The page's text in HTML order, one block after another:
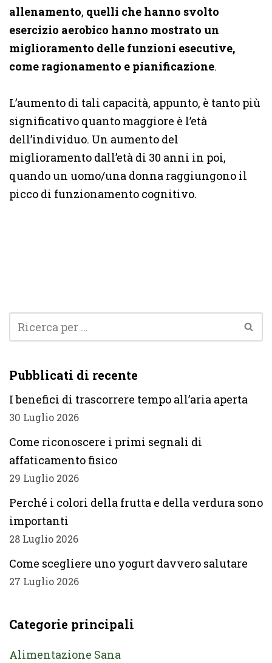
allenamento, quelli che hanno svolto
esercizio aerobico hanno mostrato un
miglioramento delle funzioni esecutive,
come ragionamento e pianificazione.
L’aumento di tali capacità, appunto, è tanto più
significativo quanto maggiore è l’età
dell’individuo. Un aumento del
miglioramento dall’età di 30 anni in poi,
quando un uomo/una donna raggiungono il
picco di funzionamento cognitivo.
Pubblicati di recente
I benefici di trascorrere tempo all’aria aperta
30 Luglio 2026
Come riconoscere i primi segnali di
affaticamento fisico
29 Luglio 2026
Perché i colori della frutta e della verdura sono
importanti
28 Luglio 2026
Come scegliere uno yogurt davvero salutare
27 Luglio 2026
Categorie principali
Alimentazione Sana